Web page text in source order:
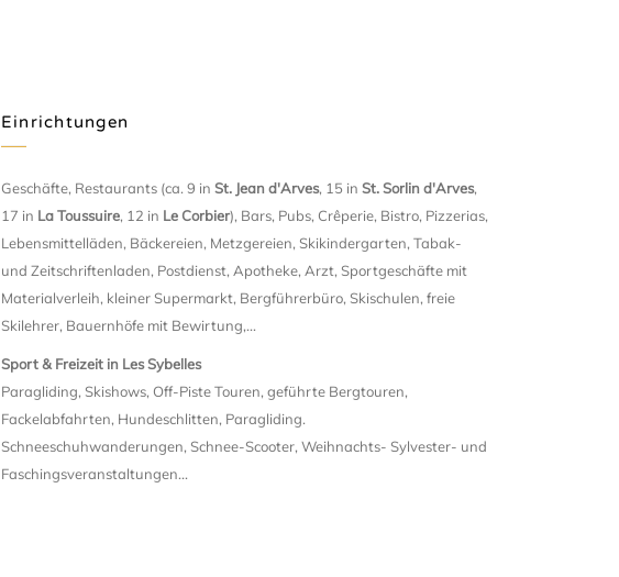
Einrichtungen
Geschäfte, Restaurants (ca. 9 in St. Jean d'Arves, 15 in St. Sorlin d'Arves,
17 in La Toussuire, 12 in Le Corbier), Bars, Pubs, Crêperie, Bistro, Pizzerias,
Lebensmittelläden, Bäckereien, Metzgereien, Skikindergarten, Tabak-
und Zeitschriftenladen, Postdienst, Apotheke, Arzt, Sportgeschäfte mit
Materialverleih, kleiner Supermarkt, Bergführerbüro, Skischulen, freie
Skilehrer, Bauernhöfe mit Bewirtung,...
Sport & Freizeit in Les Sybelles
Paragliding, Skishows, Off-Piste Touren, geführte Bergtouren,
Fackelabfahrten, Hundeschlitten, Paragliding.
Schneeschuhwanderungen, Schnee-Scooter, Weihnachts- Sylvester- und
Faschingsveranstaltungen...